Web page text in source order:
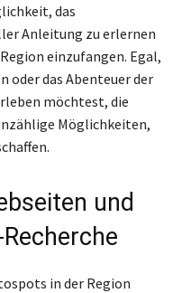
das
Anleitung zu erlernen
einzufangen. Egal,
oder das Abenteuer der
möchtest, die
Möglichkeiten,
und
in der Region